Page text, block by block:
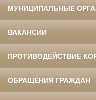
МУНИЦИПАЛЬНЫЕ
ВАКАНСИИ
ПРОТИВОДЕЙСТВИЕ
ОБРАЩЕНИЯ ГРАЖДАН